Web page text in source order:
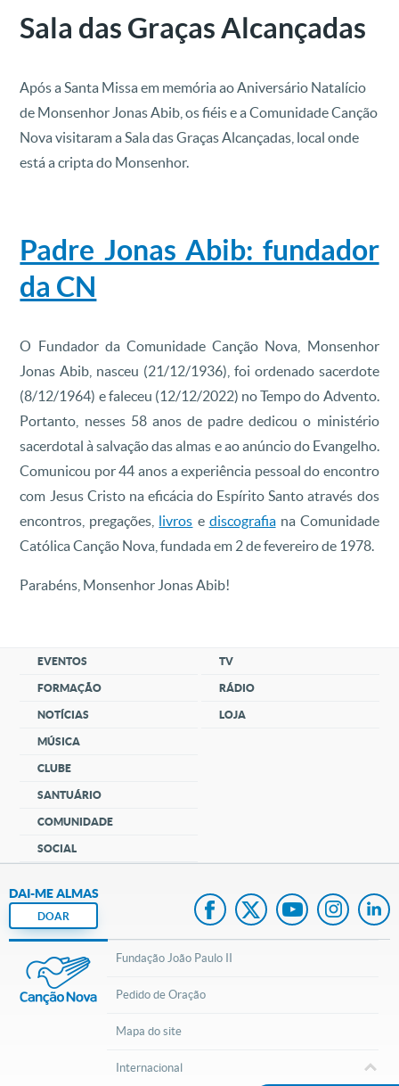
Sala das Graças Alcançadas
Após a Santa Missa em memória ao Aniversário Natalício
de Monsenhor Jonas Abib, os fiéis e a Comunidade Canção
Nova visitaram a Sala das Graças Alcançadas, local onde
está a cripta do Monsenhor.
Padre Jonas Abib: fundador
da CN
O Fundador da Comunidade Canção Nova, Monsenhor
Jonas Abib, nasceu (21/12/1936), foi ordenado sacerdote
(8/12/1964) e faleceu (12/12/2022) no Tempo do Advento.
Portanto, nesses 58 anos de padre dedicou o ministério
sacerdotal à salvação das almas e ao anúncio do Evangelho.
Comunicou por 44 anos a experiência pessoal do encontro
com Jesus Cristo na eficácia do Espírito Santo através dos
encontros, pregações, livros e discografiana Comunidade
Católica Canção Nova, fundada em 2 de fevereiro de 1978.
Parabéns, Monsenhor Jonas Abib!
EVENTOS
FORMAÇÃO
NOTÍCIAS
MÚSICA
CLUBE
SANTUÁRIO
COMUNIDADE
SOCIAL
TV
RÁDIO
LOJA
DAI-ME ALMAS
DOAR
Fundação João Paulo II
Pedido de Oração
Mapa do site
Internacional